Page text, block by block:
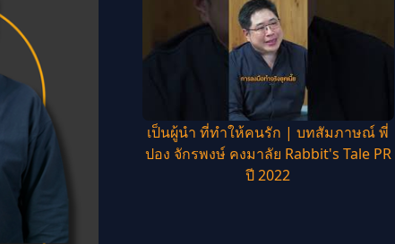
เป็นผู้นำ ที่ทำให้คนรัก | บทสัมภาษณ์ พี่
ปอง จักรพงษ์ คงมาลัย Rabbit's Tale PR
ปี 2022